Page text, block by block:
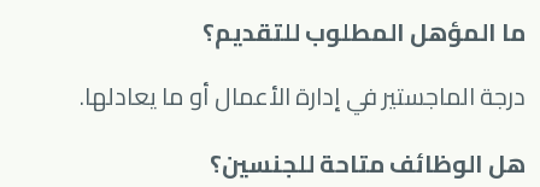
ما المؤهل المطلوب للتقديم؟
درجة الماجستير في إدارة الأعمال أو ما يعادلها.
هل الوظائف متاحة للجنسين؟